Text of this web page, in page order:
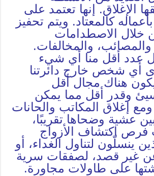
الإغلاق. إنها تعتمد على
كالمعتاد. ويتم تحفيز
خلال الاصطدامات
والمصائب، والمخالفات.
عدد أقل منا أي شيء
أي شخص خارج دائرتنا
يكون هناك مجال أقل
وقدر أقل مما يمكن
ومع إغلاق المكاتب والحانات
عشية وضحاها تقريبًا،
اكتشاف الأزواج
ينسلّون لتناول الغداء، أو
عن غير قصد، لصفقات سرية
على طاولات مجاورة.